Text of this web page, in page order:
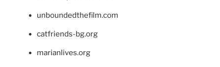
unboundedthefilm.com
catfriends-bg.org
marianlives.org